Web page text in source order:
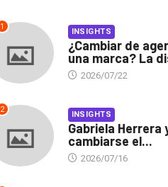
1 INSIGHTS
¿Cambiar de
una marca? La
2026/07/22
2 INSIGHTS
Gabriela Herrera
cambiarse el...
2026/07/16